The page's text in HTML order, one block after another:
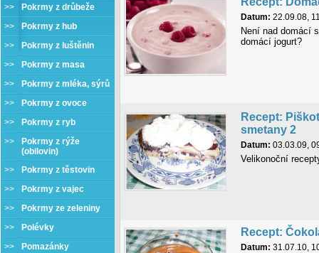
>>
Pokrmy z drůbeže
>>
Pokrmy z hub
>>
Pokrmy z luštěnin
>>
Pokrmy z masa
>>
Pokrmy z mléka, sýrů
>>
Pokrmy z ovoce
>>
Pokrmy z ryb
>>
Pokrmy z rýže
(obilovin)
>>
Pokrmy z těstovin
>>
Pokrmy z vajec
>>
Pokrmy ze zeleniny
>>
Polévky
>>
Pomazánky
Datum: 22.09.08,
Není nad domácí
domácí jogurt?
Recept:
smetany 2
Datum: 03.03.09,
Velikonoční
Recept:
Datum: 31.07.10,